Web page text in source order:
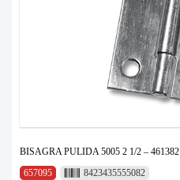
BISAGRA PULIDA 5005 2 1/2 – 461382
657095
8423435555082